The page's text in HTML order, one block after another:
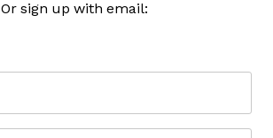
Or sign up with email: